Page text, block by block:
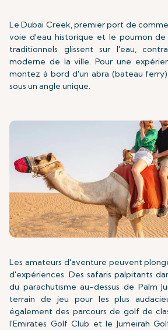
Le Dubaï Creek, premier port de
voie d'eau historique et le poumon de
traditionnels glissent sur l'eau,
moderne de la ville. Pour une
montez à bord d'un abra (bateau
sous un angle unique.
Les amateurs d'aventure peuvent
d'expériences. Des safaris palpitants
du parachutisme au-dessus de Palm
terrain de jeu pour les plus
également des parcours de golf de
l'Emirates Golf Club et le Jumeirah